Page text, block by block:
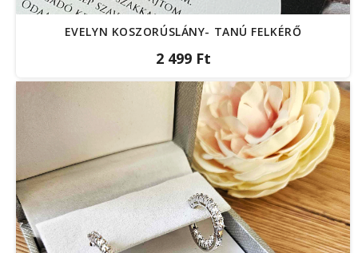
EVELYN KOSZORÚSLÁNY- TANÚ FELKÉRŐ
2 499 Ft